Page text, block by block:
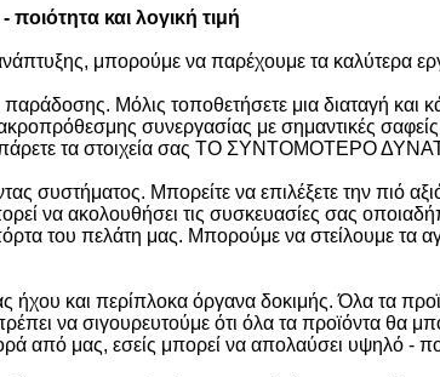
και λογική τιμή
μπορούμε να παρέχουμε τα καλύτερα
παράδοσης. Μόλις τοποθετήσετε μια διαταγή
συνεργασίας με σημαντικές
πάρετε τα στοιχεία σας ΤΟ ΣΥΝΤΟΜΟΤΕΡΟ
συστήματος. Μπορείτε να επιλέξετε την πιό
να ακολουθήσει τις συσκευασίες σας
του πελάτη μας. Μπορούμε να στείλουμε τα
ήχου και περίπλοκα όργανα δοκιμής. Όλα τα
να σιγουρευτούμε ότι όλα τα προϊόντα θα
από μας, εσείς μπορεί να απολαύσει υψηλό -